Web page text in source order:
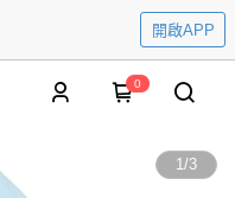
開啟APP
0
1/3